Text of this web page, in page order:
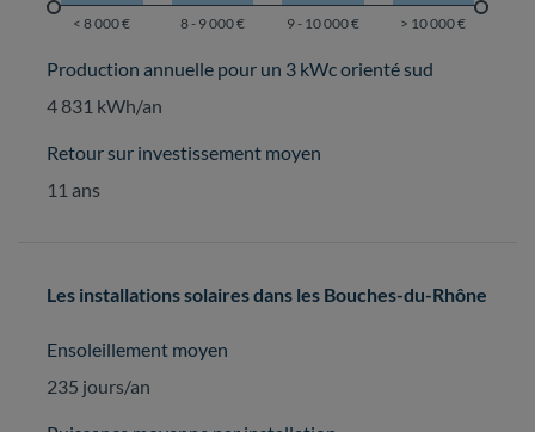
Production annuelle pour un 3 kWc orienté sud
4 831 kWh/an
Retour sur investissement moyen
11 ans
Les installations solaires dans les Bouches-du-Rhône
Ensoleillement moyen
235 jours/an